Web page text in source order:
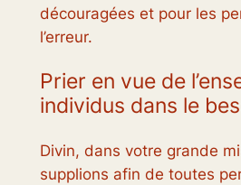
découragées et pour les
l’erreur.
Prier en vue de
individus dans le
Divin, dans votre grande
supplions afin de toutes